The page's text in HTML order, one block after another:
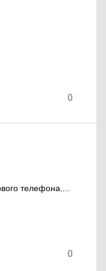
0
телефона....
0